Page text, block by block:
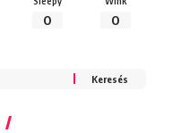
0 0